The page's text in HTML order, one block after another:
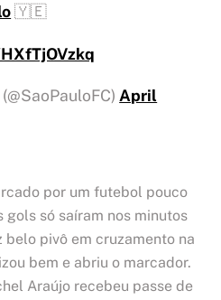
🇾🇪
April
por um futebol pouco
gols só saíram nos minutos
pivô em cruzamento na
bem e abriu o marcador.
Araújo recebeu passe de